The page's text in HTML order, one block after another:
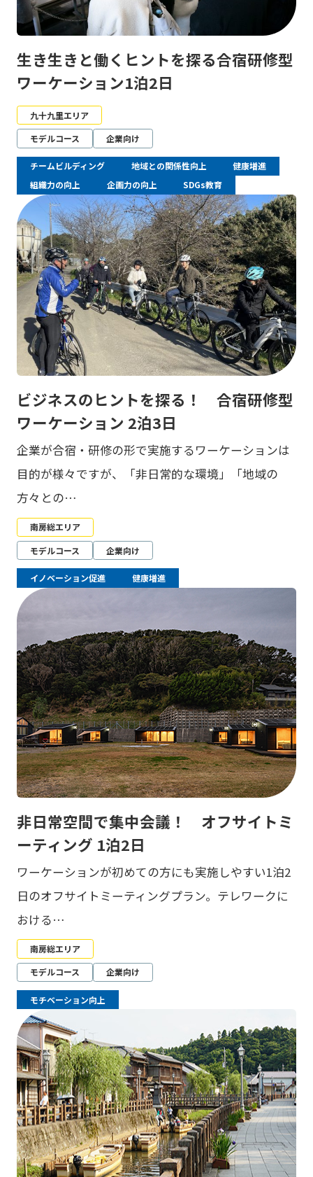
生き生きと働くヒントを探る合宿研修型
ワーケーション1泊2日
九十九里エリア
モデルコース
企業向け
チームビルディング 地域との関係性向上
健康増進
組織力の向上
企画力の向上 SDGs教育
ビジネスのヒントを探る！ 合宿研修型
ワーケーション 2泊3日
企業が合宿・研修の形で実施するワーケーションは
目的が様々ですが、「非日常的な環境」「地域の
方々との…
南房総エリア
モデルコース
企業向け
イノベーション促進 健康増進
非日常空間で集中会議！ オフサイトミ
ーティング 1泊2日
ワーケーションが初めての方にも実施しやすい1泊2
日のオフサイトミーティングプラン。テレワークに
おける…
南房総エリア
モデルコース
企業向け
モチベーション向上